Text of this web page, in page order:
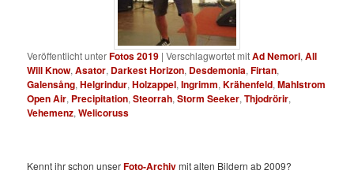
Veröffentlicht unterFotos 2019 |Verschlagwortet mitAd Nemori,All
Will Know,Asator, Darkest Horizon, Desdemonia,Firtan,
Galensång,Helgrindur,Holzappel,Ingrimm,Krähenfeld,Mahlstrom
Open Air, Precipitation,Steorrah,Storm Seeker,Thjodrörir,
Vehemenz,Welicoruss
Kennt ihr schon unserFoto-Archivmit alten Bildern ab 2009?